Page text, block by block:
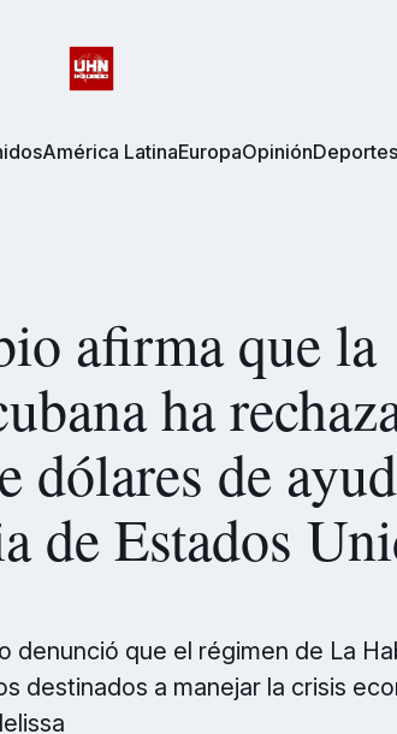
América LatinaEuropaOpiniónDeportes
afirma que la
ha
dólares de
de Estados
denunció que el régimen de La
destinados a manejar la crisis